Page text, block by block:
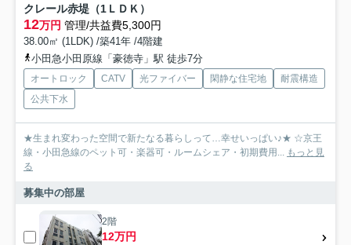
クレール赤堤（1ＬＤＫ）
12万円 管理/共益費5,300円
38.00㎡ (1LDK) /築41年 /4階建
小田急小田原線「豪徳寺」駅 徒歩7分
オートロック CATV 光ファイバー 閑静な住宅地
耐震構造
公共下水
★生まれ変わった空間で新たなる暮らしって…幸せいっぱい♪★ ☆京王
線・小田急線のペット可・楽器可・ルームシェア・初期費用...
もっと見
る
募集中の部屋
2階
12万円